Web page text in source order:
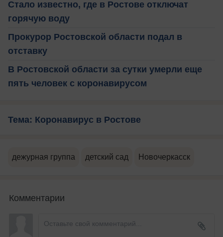
Стало известно, где в Ростове отключат
горячую воду
Прокурор Ростовской области подал в
отставку
В Ростовской области за сутки умерли еще
пять человек с коронавирусом
Тема: Коронавирус в Ростове
дежурная группа детский сад Новочеркасск
Комментарии